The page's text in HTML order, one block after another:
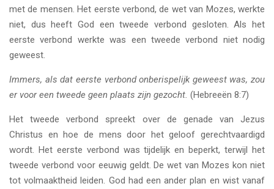
met de mensen. Het eerste verbond, de wet van Mozes, werkte
niet, dus heeft God een tweede verbond gesloten. Als het
eerste verbond werkte was een tweede verbond niet nodig
geweest.
Immers, als dat eerste verbond onberispelijk geweest was, zou
er voor een tweede geen plaats zijn gezocht. (Hebreeën 8:7)
Het tweede verbond spreekt over de genade van Jezus
Christus en hoe de mens door het geloof gerechtvaardigd
wordt. Het eerste verbond was tijdelijk en beperkt, terwijl het
tweede verbond voor eeuwig geldt. De wet van Mozes kon niet
tot volmaaktheid leiden. God had een ander plan en wist vanaf